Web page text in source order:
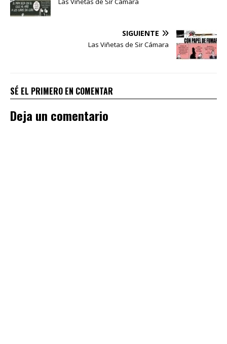
SIGUIENTE
Las Viñetas de Sir Cámara
SÉ EL PRIMERO EN COMENTAR
Deja un comentario